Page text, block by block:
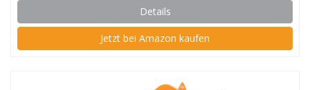
Details
Jetzt bei Amazon kaufen